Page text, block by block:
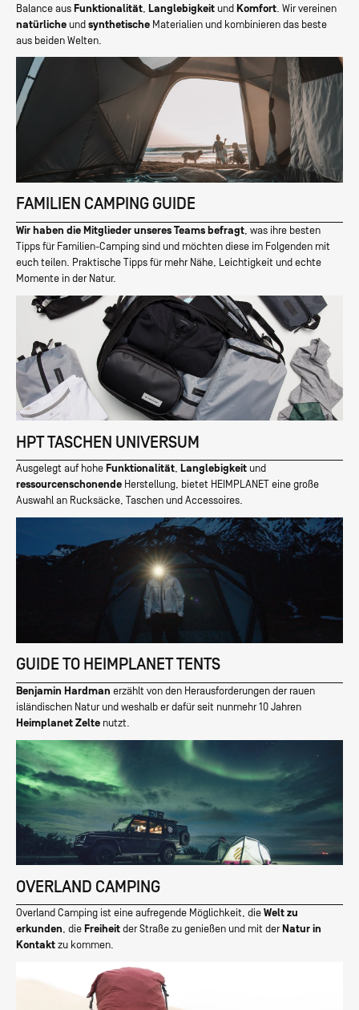
ZELT
ZUBEHÖR
ZELT
ERSATZTEILE
TARPS
ALLES
RUCKSÄCKE
UMHÄNGETASCHEN NEU
TASCHEN &
ORGANIZER
TASCHEN
ZUBEHÖR
OBERBEKLEIDUNG
KOPFBEDECKUNGEN NEU
GESAMTE
BEKLEIDUNG
BELEUCHTUNG
CAMPINGMÖBEL
HYGIENE &
SICHERHEIT
MESSER
SÄGEN
SCHLAFEN NEU
WASSER
&
KAFFEE
NEU
ALLE
PRODUKTE
CARRY
SETS
CLOTHING
SETS
TASCHEN
ALLE RE-
STORE
PRODUKTE
NEU: 100% ZUFRIEDENHEITSGARANTIE
10% WILLKOMMENS-BONUS SICHERN
ALLE PRODUKTE
LIMITED EDITIONS
ABENTEUER: RÜCKBLICK 2025
GUIDE: HEIMPLANET ZELTE
CAMO
ZELTE
RICHTIG
LAGERN
DYECOSHELL™
DYECOSHELL™
ALLE
1% FOR
THE
PLANET
LEBENSLANGER
SUPPORT
RE-STORE
PROGRAMM
MONO
SERIES
MINIMAL
PACK
CLOUDBREAK
CUBES
THE GREAT
MAVERICKS
UNTERNEHMEN
UNSERE
GESCHICHTE
DYECOSHELL™ MONO
THE GREAT MAKEOVER
HEIMPLANET X 66°NORTH
Balance ausFunktionalität, Langlebigkeit undKomfort. Wir vereinen
natürliche undsynthetische Materialien und kombinieren das beste
aus beiden Welten.
FAMILIEN CAMPING GUIDE
Wir haben die Mitglieder unseres Teams befragt, was ihre besten
Tipps für Familien-Camping sind und möchten diese im Folgenden mit
euch teilen. Praktische Tipps für mehr Nähe, Leichtigkeit und echte
Momente in der Natur.
HPT TASCHEN UNIVERSUM
Ausgelegt auf hoheFunktionalität, Langlebigkeit und
ressourcenschonende Herstellung, bietet HEIMPLANET eine große
Auswahl an Rucksäcke, Taschen und Accessoires.
GUIDE TO HEIMPLANET TENTS
Benjamin Hardman erzählt von den Herausforderungen der rauen
isländischen Natur und weshalb er dafür seit nunmehr 10 Jahren
Heimplanet Zeltenutzt.
OVERLAND CAMPING
Overland Camping ist eine aufregende Möglichkeit, dieWelt zu
erkunden, dieFreiheitder Straße zu genießen und mit derNatur in
Kontaktzu kommen.